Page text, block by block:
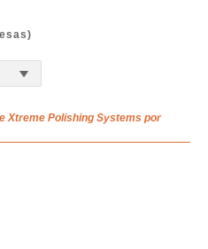
Xtreme Polishing Systems por